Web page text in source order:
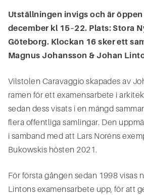
Utställningen invigs och är
december kl 15–22. Plats: Stora
Göteborg. Klockan 16 sker ett
Magnus Johansson & Johan
Vilstolen Caravaggio skapades av
ramen för ett examensarbete i
sedan dess visats i en mängd
flera offentliga samlingar. Den
i samband med att Lars Noréns
Bukowskis hösten 2021.
För första gången sedan 1998 visas
Lintons examensarbete upp, för att